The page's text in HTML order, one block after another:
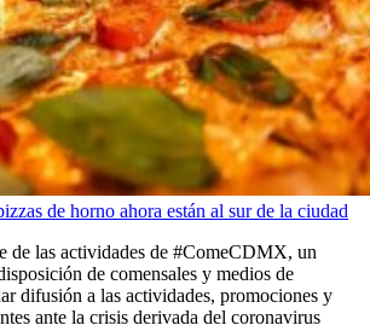
de horno ahora están al sur de la ciudad
de las actividades de #ComeCDMX, un
de comensales y medios de
difusión a las actividades, promociones y
ante la crisis derivada del coronavirus